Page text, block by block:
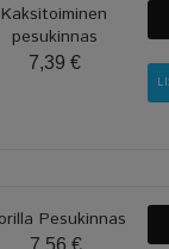
Kaksitoiminen
pesukinnas
7,39 €
Pesukinnas
7,56 €